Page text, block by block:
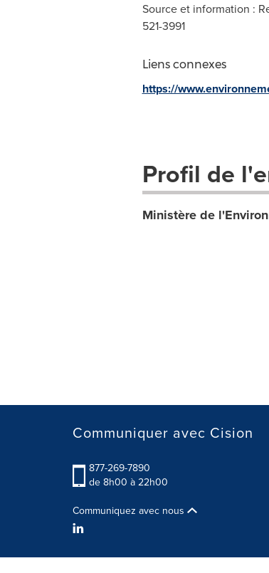
Source et information :
521-3991
Liens connexes
https://
Profil de
Ministère de
Communiquer avec Cision
877-269-7890
de 8h00 à 22h00
Communiquez avec nous